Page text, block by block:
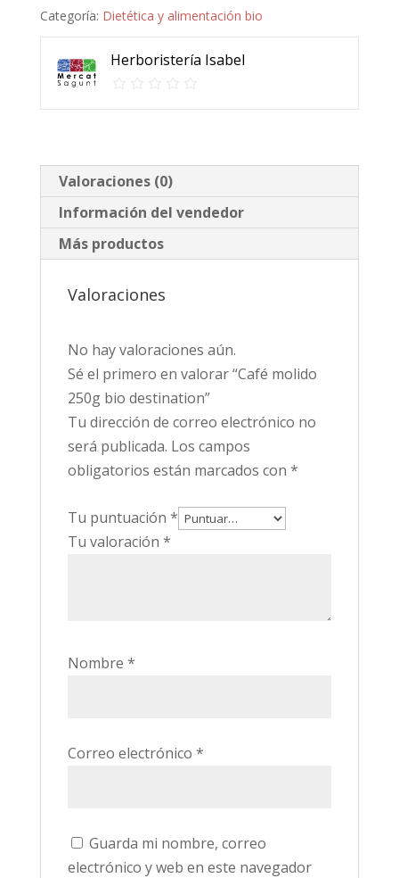
destination
cantidad
Categoría: Dietética y alimentación bio
Herboristería Isabel
Valoraciones (0)
Información del vendedor
Más productos
Valoraciones
No hay valoraciones aún.
Sé el primero en valorar “Café molido
250g bio destination”
Tu dirección de correo electrónico no
será publicada. Los campos
obligatorios están marcados con *
Tu puntuación *
Tu valoración *
Nombre *
Correo electrónico *
Guarda mi nombre, correo
electrónico y web en este navegador